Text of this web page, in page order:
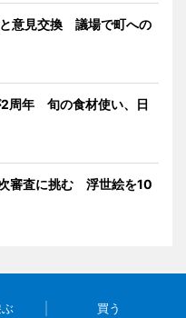
と意見交換 議場で町への
周年 旬の食材使い、日
審査に挑む 浮世絵を10
買う